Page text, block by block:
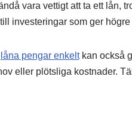
vara vettigt att ta ett lån,
investeringar som ger
låna pengar enkeltkan också
eller plötsliga kostnader.